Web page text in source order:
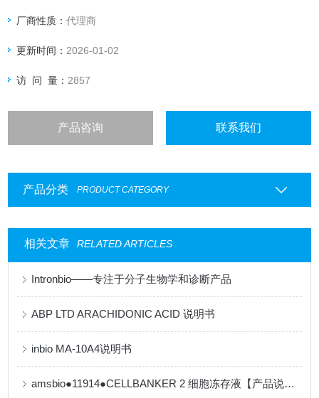
厂商性质：代理商
更新时间： 2026-01-02
访 问 量： 2857
产品咨询 联系我们
产品分类 PRODUCT CATEGORY
相关文章 RELATED ARTICLES
Intronbio——专注于分子生物学和诊断产品
ABP LTD ARACHIDONIC ACID 说明书
inbio MA-10A4说明书
amsbio●11914●CELLBANKER 2 细胞冻存液【产品说明书】